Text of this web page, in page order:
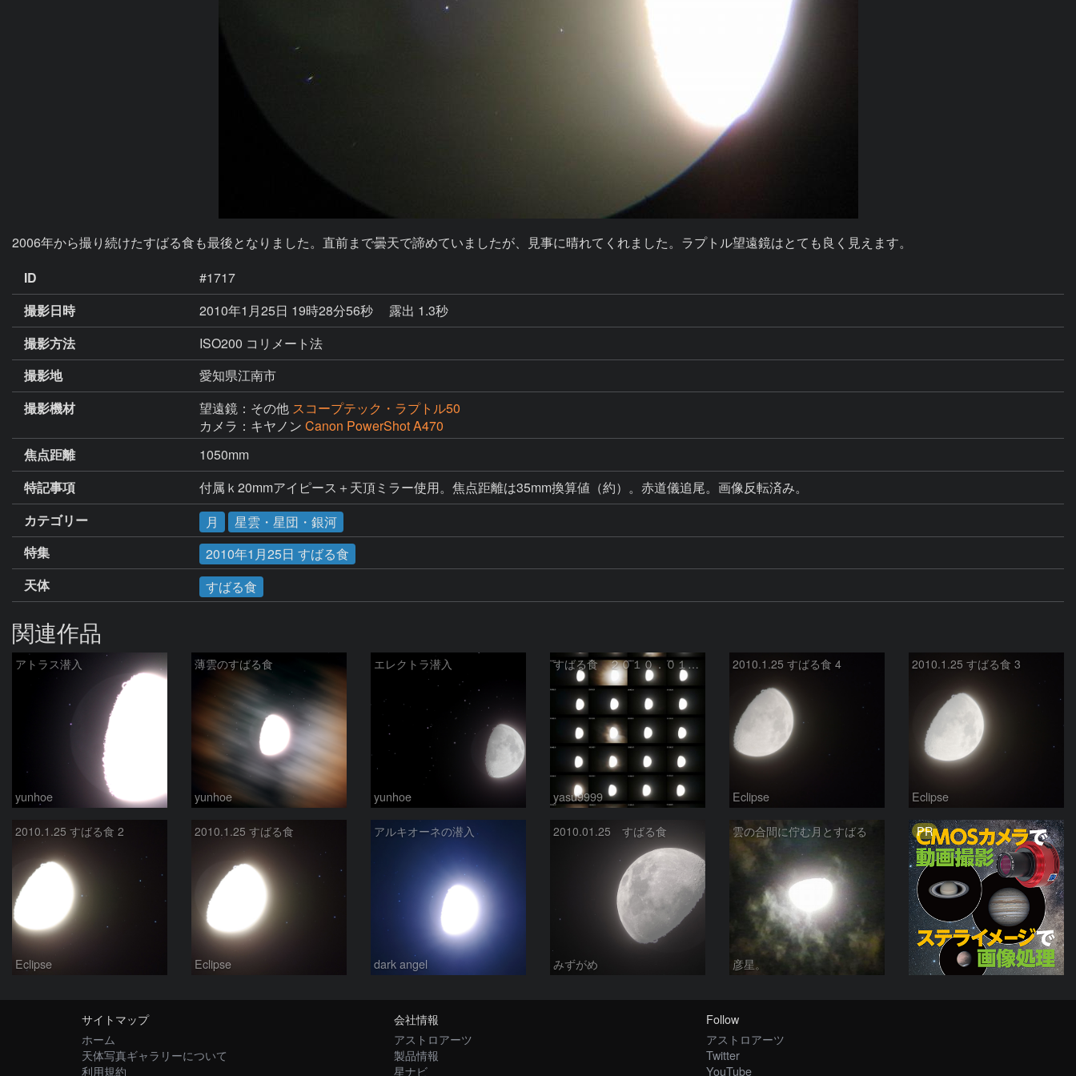
2006年から撮り続けたすばる食も最後となりました。直前まで曇天で諦めていましたが、見事に晴れてくれました。ラプトル望遠鏡はとても良く見えます。
ID
#1717
撮影日時
2010年1月25日 19時28分56秒
露出 1.3秒
撮影方法
ISO200 コリメート法
撮影地
愛知県江南市
撮影機材
望遠鏡：その他 スコープテック・ラプトル50
カメラ：キヤノン Canon PowerShot A470
焦点距離
1050mm
特記事項
付属ｋ20mmアイピース＋天頂ミラー使用。焦点距離は35mm換算値（約）。赤道儀追尾。画像反転済み。
カテゴリー
月
星雲・星団・銀河
特集
2010年1月25日 すばる食
天体
すばる食
関連作品
アトラス潜入
yunhoe
薄雲のすばる食
yunhoe
エレクトラ潜入
yunhoe
すばる食 ２０１０．０１．２５
yasu9999
2010.1.25 すばる食 4
Eclipse
2010.1.25 すばる食 3
Eclipse
2010.1.25 すばる食 2
Eclipse
2010.1.25 すばる食
Eclipse
アルキオーネの潜入
dark angel
2010.01.25 すばる食
みずがめ
雲の合間に佇む月とすばる
彦星。
PR
サイトマップ
ホーム
天体写真ギャラリーについて
利用規約
会社情報
アストロアーツ
製品情報
星ナビ
Follow
アストロアーツ
Twitter
YouTube